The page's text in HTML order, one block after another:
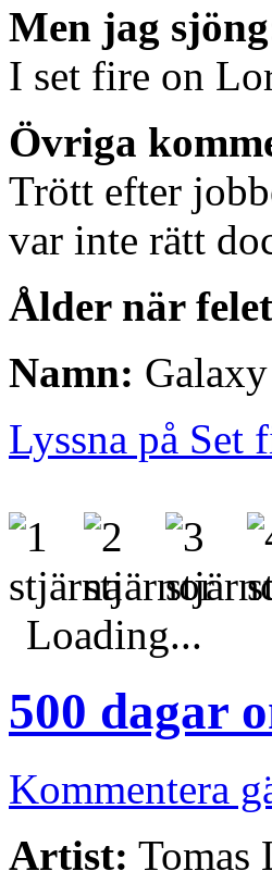
Men jag
I set fire on
Övriga
Trött efter
var inte rätt
Ålder när
Namn: Galaxy
Lyssna på Set
Loading...
500 dagar
Kommentera
Artist: Tomas